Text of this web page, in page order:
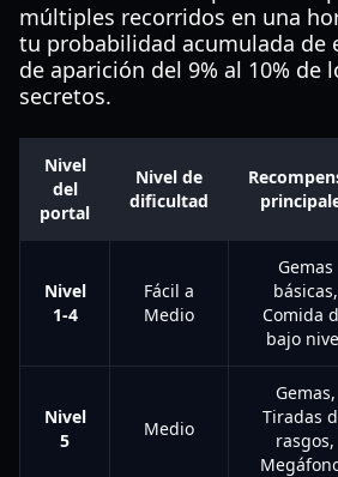
múltiples recorridos en una
tu probabilidad acumulada de
de aparición del 9% al 10% de
secretos.
Nivel
del
portal
Nivel de
dificultad
Nivel
1-4
Fácil a
Medio
Gemas
básicas,
Comida
bajo
Nivel
5
Medio
Gemas,
Tiradas
rasgos,